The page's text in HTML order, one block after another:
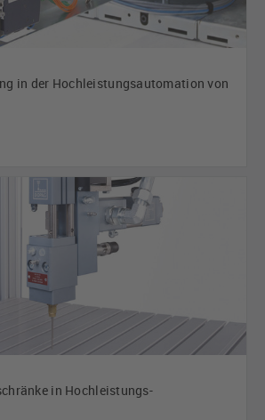
in der Hochleistungsautomation von
in Hochleistungs-